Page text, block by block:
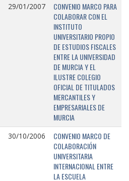
29/01/2007
CONVENIO MARCO PARA
COLABORAR CON EL
INSTITUTO
UNIVERSITARIO PROPIO
DE ESTUDIOS FISCALES
ENTRE LA UNIVERSIDAD
DE MURCIA Y EL
ILUSTRE COLEGIO
OFICIAL DE TITULADOS
MERCANTILES Y
EMPRESARIALES DE
MURCIA
30/10/2006
CONVENIO MARCO DE
COLABORACIÓN
UNIVERSITARIA
INTERNACIONAL ENTRE
LA ESCUELA